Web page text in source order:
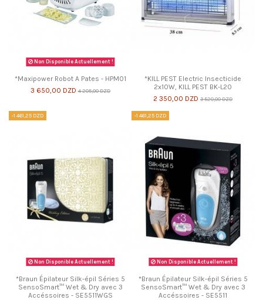
Non Disponible Actuellement !
*Maxipower Robot A Pates - HPM01
3 650,00 DZD 4 205,00 DZD
*KILL PEST Electric Insecticide
2x10W, KILL PEST BK-L20
2 350,00 DZD 3 520,00 DZD
-1 461,25 DZD
Non Disponible Actuellement !
*Braun Épilateur Silk-épil Séries 5
SensoSmart™ Wet & Dry avec 3
Accéssoires - SE5511WGS
-1 461,25 DZD
Non Disponible Actuellement !
*Braun Épilateur Silk-épil Séries 5
SensoSmart™ Wet & Dry avec 3
Accéssoires - SE5511